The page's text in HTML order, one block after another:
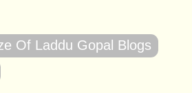
Of Laddu Gopal Blogs